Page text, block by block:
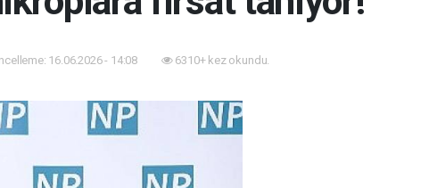
16.06.2026 - 14:08 6310+ kez okundu.